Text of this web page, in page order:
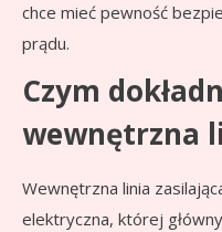
chce mieć pewność
prądu.
Czym
wewnętrzna
Wewnętrzna linia
elektryczna, której